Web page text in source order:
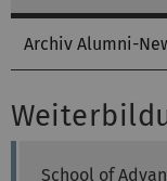
Archiv Alumni-
School of